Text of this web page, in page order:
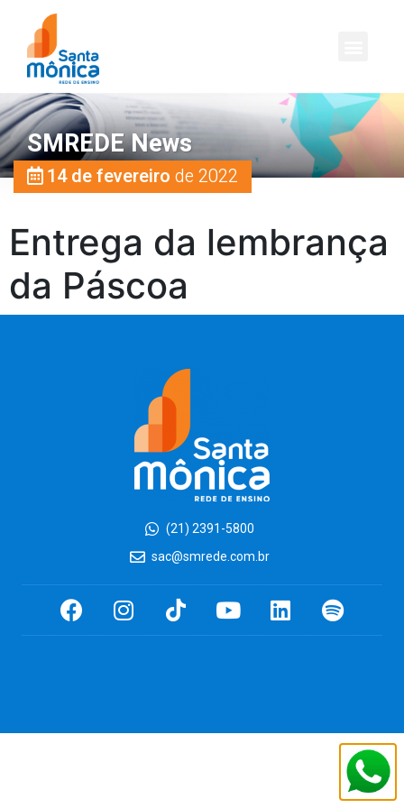
SMREDE News
14 de fevereiro de 2022
Entrega da lembrança
da Páscoa
(21) 2391-5800
sac@smrede.com.br